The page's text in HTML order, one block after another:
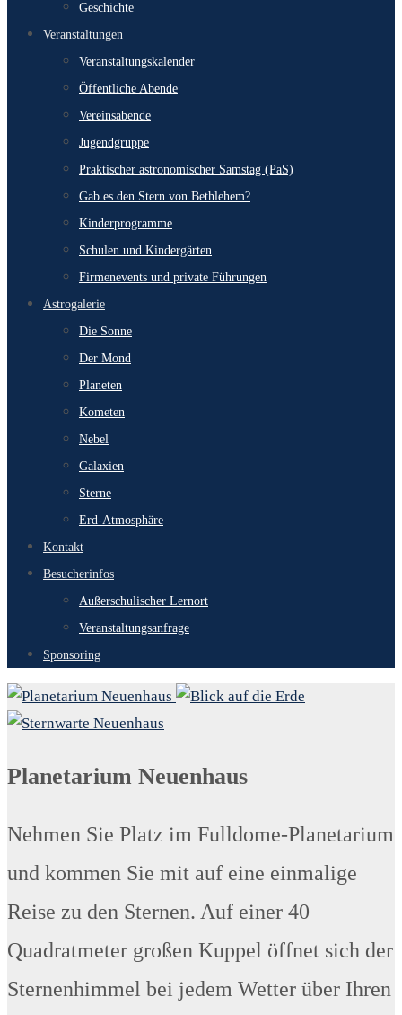
Geschichte
Veranstaltungen
Veranstaltungskalender
Öffentliche Abende
Vereinsabende
Jugendgruppe
Praktischer astronomischer Samstag (PaS)
Gab es den Stern von Bethlehem?
Kinderprogramme
Schulen und Kindergärten
Firmenevents und private Führungen
Astrogalerie
Die Sonne
Der Mond
Planeten
Kometen
Nebel
Galaxien
Sterne
Erd-Atmosphäre
Kontakt
Besucherinfos
Außerschulischer Lernort
Veranstaltungsanfrage
Sponsoring
Planetarium Neuenhaus
Nehmen Sie Platz im Fulldome-Planetarium
und kommen Sie mit auf eine einmalige
Reise zu den Sternen. Auf einer 40
Quadratmeter großen Kuppel öffnet sich der
Sternenhimmel bei jedem Wetter über Ihren